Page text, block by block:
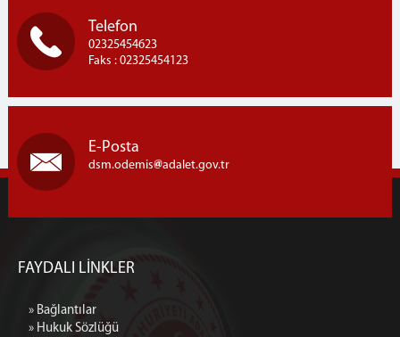
Telefon
02325454623
Faks : 02325454123
E-Posta
dsm.odemis adalet.gov.tr
FAYDALI LİNKLER
» Bağlantılar
» Hukuk Sözlüğü